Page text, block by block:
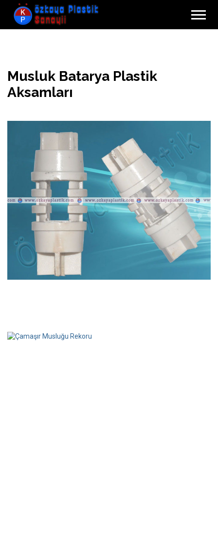
Home Ürünlerimiz
Musluk Batarya Plastik Aksamları
Musluk Batarya Plastik
Aksamları